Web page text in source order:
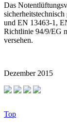
Das
und EN 13463-1,
Richtlinie 94/9/EG
versehen.
Dezember 2015
Top